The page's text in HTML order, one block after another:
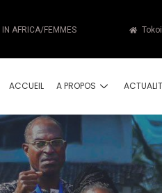
AFRICA/FEMMES
ACCUEIL A PROPOS